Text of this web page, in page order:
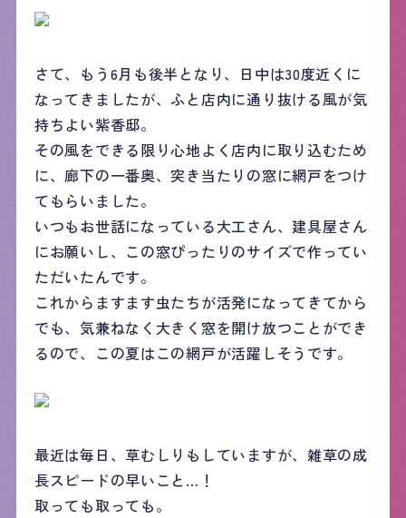
さて、もう6月も後半となり、日中は30度近くに
なってきましたが、ふと店内に通り抜ける風が気
持ちよい紫香邸。
その風をできる限り心地よく店内に取り込むため
に、廊下の一番奥、突き当たりの窓に網戸をつけ
てもらいました。
いつもお世話になっている大工さん、建具屋さん
にお願いし、この窓ぴったりのサイズで作ってい
ただいたんです。
これからますます虫たちが活発になってきてから
でも、気兼ねなく大きく窓を開け放つことができ
るので、この夏はこの網戸が活躍しそうです。
最近は毎日、草むしりもしていますが、雑草の成
長スピードの早いこと…！
取っても取っても。